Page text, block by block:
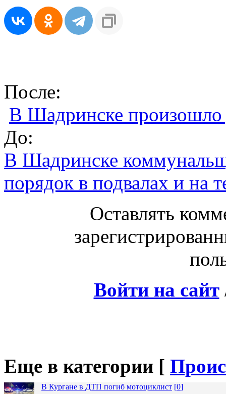
После:
В Шадринске произошло
До:
В Шадринске
порядок в подвалах и на
Оставлять
Войти на сайт
Еще в категории [
В Кургане в ДТП погиб мотоциклист [0]